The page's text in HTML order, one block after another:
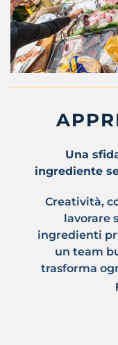
Una
ingrediente
Creatività,
lavorare
ingredienti
un team
trasforma